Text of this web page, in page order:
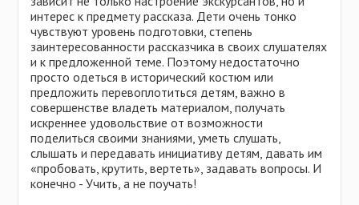
Эстония
интерес к предмету рассказа. Дети очень тонко
чувствуют уровень подготовки, степень
заинтересованности рассказчика в своих слушателях
и к предложенной теме. Поэтому недостаточно
просто одеться в исторический костюм или
предложить перевоплотиться детям, важно в
совершенстве владеть материалом, получать
искреннее удовольствие от возможности
поделиться своими знаниями, уметь слушать,
слышать и передавать инициативу детям, давать им
«пробовать, крутить, вертеть», задавать вопросы. И
конечно - Учить, а не поучать!